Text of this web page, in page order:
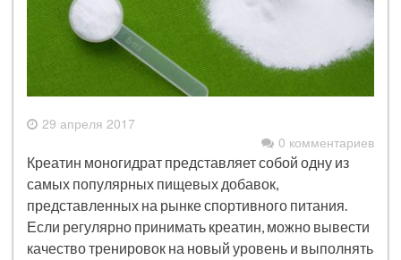
29 апреля 2017
0 комментариев
Креатин моногидрат представляет собой одну из
самых популярных пищевых добавок,
представленных на рынке спортивного питания.
Если регулярно принимать креатин, можно вывести
качество тренировок на новый уровень и выполнять